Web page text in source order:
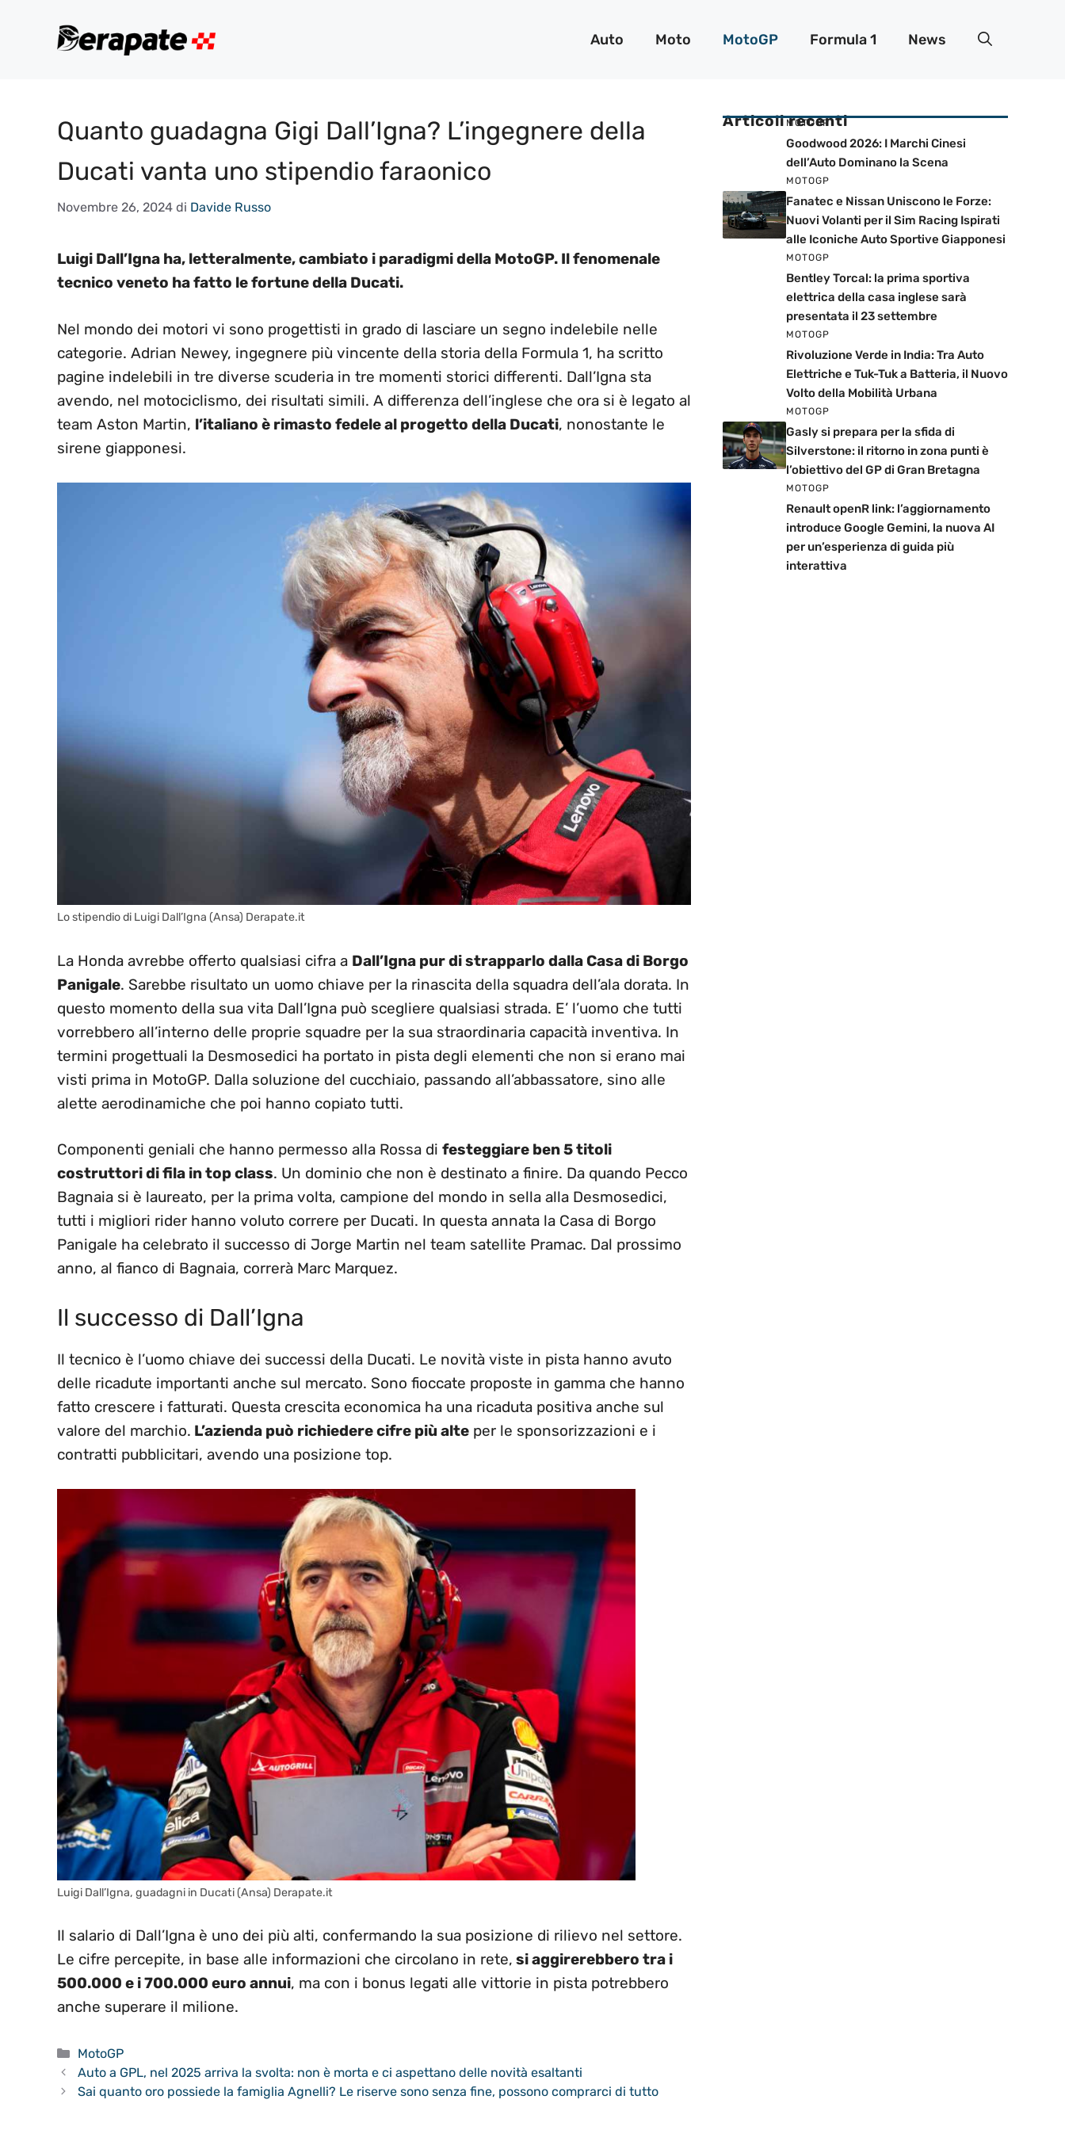
Auto Moto MotoGP Formula 1 News
Quanto guadagna Gigi Dall’Igna? L’ingegnere della
Ducati vanta uno stipendio faraonico
Novembre 26, 2024 di Davide Russo
Luigi Dall’Igna ha, letteralmente, cambiato i paradigmi della MotoGP. Il fenomenale
tecnico veneto ha fatto le fortune della Ducati.
Nel mondo dei motori vi sono progettisti in grado di lasciare un segno indelebile nelle
categorie. Adrian Newey, ingegnere più vincente della storia della Formula 1, ha scritto
pagine indelebili in tre diverse scuderia in tre momenti storici differenti. Dall’Igna sta
avendo, nel motociclismo, dei risultati simili. A differenza dell’inglese che ora si è legato al
team Aston Martin, l’italiano è rimasto fedele al progetto della Ducati, nonostante le
sirene giapponesi.
Lo stipendio di Luigi Dall’Igna (Ansa) Derapate.it
La Honda avrebbe offerto qualsiasi cifra a Dall’Igna pur di strapparlo dalla Casa di Borgo
Panigale. Sarebbe risultato un uomo chiave per la rinascita della squadra dell’ala dorata. In
questo momento della sua vita Dall’Igna può scegliere qualsiasi strada. E’ l’uomo che tutti
vorrebbero all’interno delle proprie squadre per la sua straordinaria capacità inventiva. In
termini progettuali la Desmosedici ha portato in pista degli elementi che non si erano mai
visti prima in MotoGP. Dalla soluzione del cucchiaio, passando all’abbassatore, sino alle
alette aerodinamiche che poi hanno copiato tutti.
Componenti geniali che hanno permesso alla Rossa di festeggiare ben 5 titoli
costruttori di fila in top class. Un dominio che non è destinato a finire. Da quando Pecco
Bagnaia si è laureato, per la prima volta, campione del mondo in sella alla Desmosedici,
tutti i migliori rider hanno voluto correre per Ducati. In questa annata la Casa di Borgo
Panigale ha celebrato il successo di Jorge Martin nel team satellite Pramac. Dal prossimo
anno, al fianco di Bagnaia, correrà Marc Marquez.
Il successo di Dall’Igna
Il tecnico è l’uomo chiave dei successi della Ducati. Le novità viste in pista hanno avuto
delle ricadute importanti anche sul mercato. Sono fioccate proposte in gamma che hanno
fatto crescere i fatturati. Questa crescita economica ha una ricaduta positiva anche sul
valore del marchio. L’azienda può richiedere cifre più alte per le sponsorizzazioni e i
contratti pubblicitari, avendo una posizione top.
Luigi Dall’Igna, guadagni in Ducati (Ansa) Derapate.it
Il salario di Dall’Igna è uno dei più alti, confermando la sua posizione di rilievo nel settore.
Le cifre percepite, in base alle informazioni che circolano in rete, si aggirerebbero tra i
500.000 e i 700.000 euro annui, ma con i bonus legati alle vittorie in pista potrebbero
anche superare il milione.
Categorie
MotoGP
Auto a GPL, nel 2025 arriva la svolta: non è morta e ci aspettano delle novità esaltanti
Sai quanto oro possiede la famiglia Agnelli? Le riserve sono senza fine, possono comprarci di tutto
Articoli recenti
MOTOGP
Goodwood 2026: I Marchi Cinesi
dell’Auto Dominano la Scena
MOTOGP
Fanatec e Nissan Uniscono le Forze:
Nuovi Volanti per il Sim Racing Ispirati
alle Iconiche Auto Sportive Giapponesi
MOTOGP
Bentley Torcal: la prima sportiva
elettrica della casa inglese sarà
presentata il 23 settembre
MOTOGP
Rivoluzione Verde in India: Tra Auto
Elettriche e Tuk-Tuk a Batteria, il Nuovo
Volto della Mobilità Urbana
MOTOGP
Gasly si prepara per la sfida di
Silverstone: il ritorno in zona punti è
l’obiettivo del GP di Gran Bretagna
MOTOGP
Renault openR link: l’aggiornamento
introduce Google Gemini, la nuova AI
per un’esperienza di guida più
interattiva